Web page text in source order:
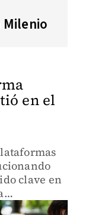
Milenio
en el
clave en
MEC